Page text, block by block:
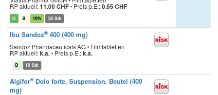
RP aktuell:11.00 CHF• Preis p.E.:0.55 CHF
O B 10% 20 Stk
Ibu Sandoz® 400 (400 mg)
Sandoz Pharmaceuticals AG • Filmtabletten
RP aktuell:k.a.• Preis p.E.:k.a.
D 10 Stk
Algifor® Dolo forte, Suspension, Beutel (400
mg)